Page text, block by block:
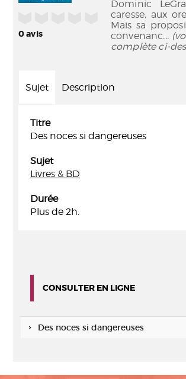
0avis
Dominic
caresse, aux
Mais sa
convenanc...
complète ci-
Sujet Description
Titre
Des noces si dangereuses
Sujet
Livres & BD
Durée
Plus de 2h.
CONSULTER EN LIGNE
Des noces si dangereuses